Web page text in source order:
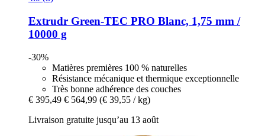
Extrudr Green-​TEC PRO Blanc, 1,75 mm /
10000 g
-30%
Matières premières 100 % naturelles
Résistance mécanique et thermique exceptionnelle
Très bonne adhérence des couches
€ 395,49 € 564,99 (€ 39,55 / kg)
Livraison gratuite jusqu’au 13 août